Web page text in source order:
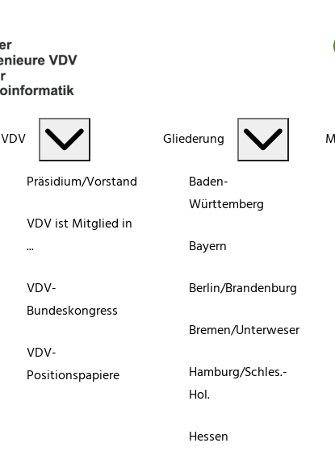
VDV
Präsidium/Vorstand
VDV ist Mitglied in
...
VDV-
Bundeskongress
VDV-
Positionspapiere
Gliederung
Baden-
Württemberg
Bayern
Berlin/Brandenburg
Bremen/Unterweser
Hamburg/Schles.-
Hol.
Hessen